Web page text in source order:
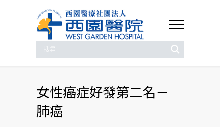
女性癌症好發第二名－
肺癌